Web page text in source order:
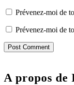
Prévenez-moi de
Prévenez-moi de
A propos de